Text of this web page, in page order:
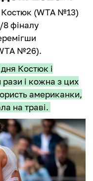
Костюк (WTA №13)
фіналу
№26).
Костюк і
рази і кожна з цих
американки,
на траві.